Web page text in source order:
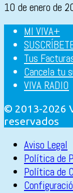
10 de enero de
MI VIVA+
Tus
Cancela tu
VIVA RADIO
© 2013-2026
reservados
Aviso Legal
Política de
Política de